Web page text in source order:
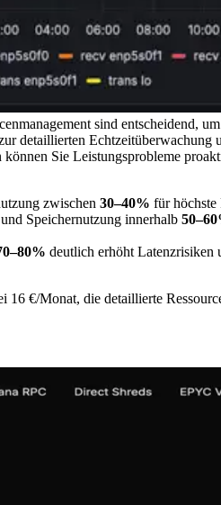
sind entscheidend,
detaillierten Echtzeitüberwachung
Sie Leistungsprobleme
zwischen 30–40% für höchste
Speichernutzung innerhalb
deutlich erhöht Latenzrisiken
16 €/Monat, die detaillierte